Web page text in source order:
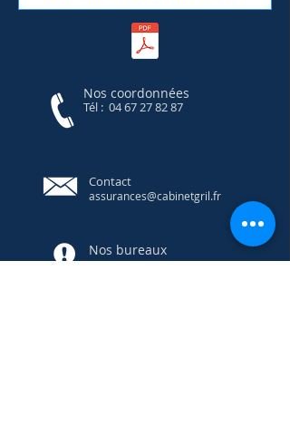
Nos coordonnées
Tél : 04 67 27 82 87
Contact
assurances@cabinetgril.fr
Nos bureaux
1465 Avenue de Maurin